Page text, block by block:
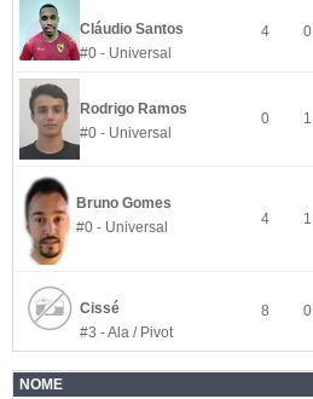
Cláudio Santos
#0 - Universal
4 0
Rodrigo Ramos
#0 - Universal
0 1
Bruno Gomes
#0 - Universal
4 1
Cissé
#3 - Ala / Pivot
8 0
NOME